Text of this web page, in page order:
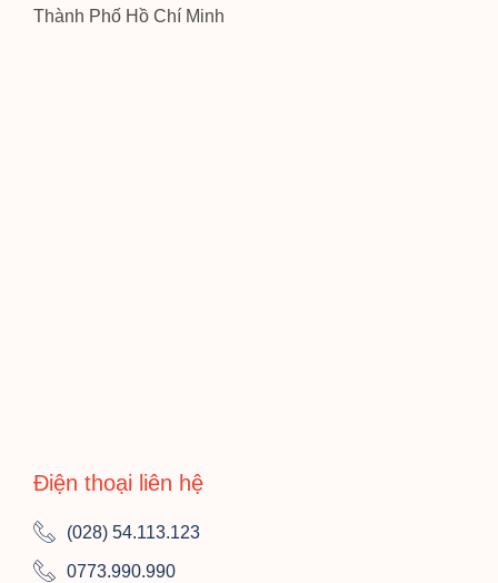
Thành Phố Hồ Chí Minh
Điện thoại liên hệ
(028) 54.113.123
0773.990.990